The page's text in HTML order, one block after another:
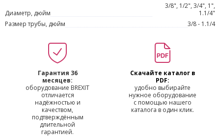
Диаметр, дюйм
3/8", 1/2", 3/4", 1",
1.1/4"
Размер трубы, дюйм
3/8 - 1.1/4
Гарантия 36
месяцев:
оборудование BREXIT
отличается
надёжностью и
качеством,
подтверждённым
длительной
гарантией.
Скачайте каталог в
PDF:
удобно выбирайте
нужное оборудование
с помощью нашего
каталога в один клик.